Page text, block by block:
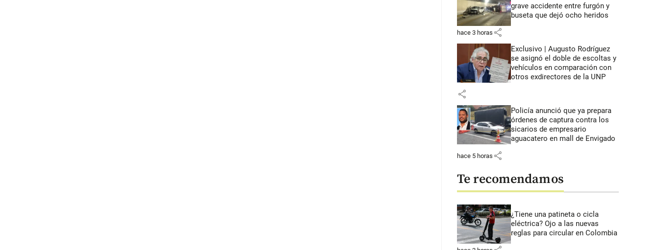
grave accidente entre furgón y
buseta que dejó ocho heridos
hace 3 horas share
Exclusivo | Augusto Rodríguez
se asignó el doble de escoltas y
vehículos en comparación con
otros exdirectores de la UNP
share
Policía anunció que ya prepara
órdenes de captura contra los
sicarios de empresario
aguacatero en mall de Envigado
hace 5 horas share
Te recomendamos
¿Tiene una patineta o cicla
eléctrica? Ojo a las nuevas
reglas para circular en Colombia